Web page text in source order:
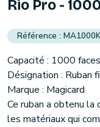
Rio Pro -
Capacité : 1000 faces
Désignation : Ruban
Marque : Magicard
Ce ruban a obtenu la
les matériaux qui